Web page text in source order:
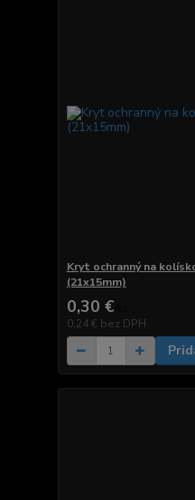
Kryt ochranný na
(21x15mm)
0,30 €
0,24 € bez DPH